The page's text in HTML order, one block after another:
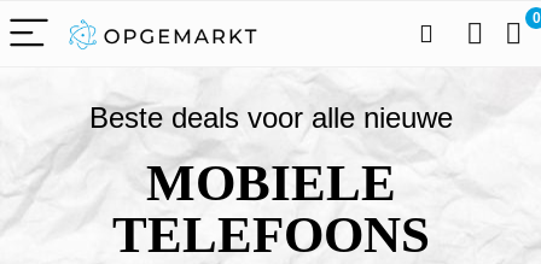
0
Beste deals voor alle nieuwe
MOBIELE
TELEFOONS